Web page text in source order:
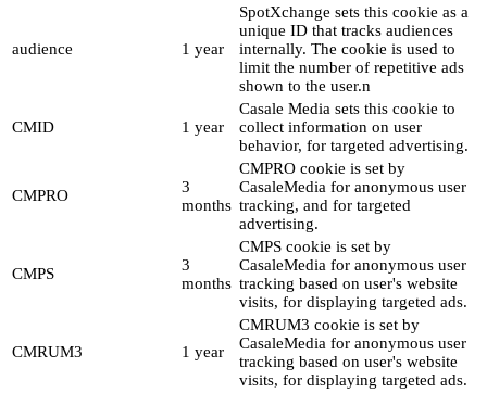
audience 1 year
SpotXchange sets this cookie as a
unique ID that tracks audiences
internally. The cookie is used to
limit the number of repetitive ads
shown to the user.n
CMID 1 year
Casale Media sets this cookie to
collect information on user
behavior, for targeted advertising.
CMPRO
3
months
CMPRO cookie is set by
CasaleMedia for anonymous user
tracking, and for targeted
advertising.
CMPS
3
months
CMPS cookie is set by
CasaleMedia for anonymous user
tracking based on user's website
visits, for displaying targeted ads.
CMRUM3 1 year
CMRUM3 cookie is set by
CasaleMedia for anonymous user
tracking based on user's website
visits, for displaying targeted ads.